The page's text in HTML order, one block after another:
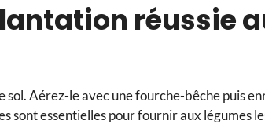
réussie
Aérez-le avec une fourche-bêche puis
sont essentielles pour fournir aux légumes